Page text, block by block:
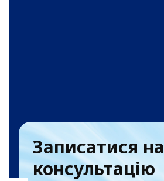
Записатися на
консультацію